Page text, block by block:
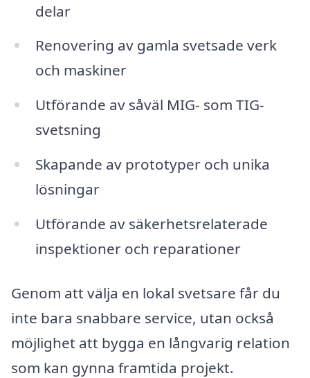
delar
Renovering av gamla svetsade verk
och maskiner
Utförande av såväl MIG- som TIG-
svetsning
Skapande av prototyper och unika
lösningar
Utförande av säkerhetsrelaterade
inspektioner och reparationer
Genom att välja en lokal svetsare får du
inte bara snabbare service, utan också
möjlighet att bygga en långvarig relation
som kan gynna framtida projekt.